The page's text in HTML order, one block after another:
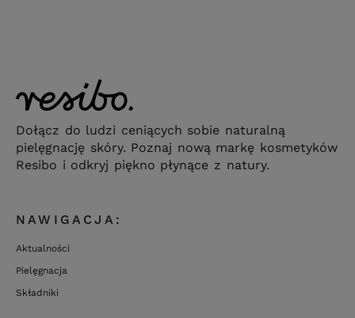
Dołącz do ludzi ceniących sobie naturalną
pielęgnację skóry. Poznaj nową markę kosmetyków
Resibo i odkryj piękno płynące z natury.
NAWIGACJA:
Aktualności
Pielęgnacja
Składniki